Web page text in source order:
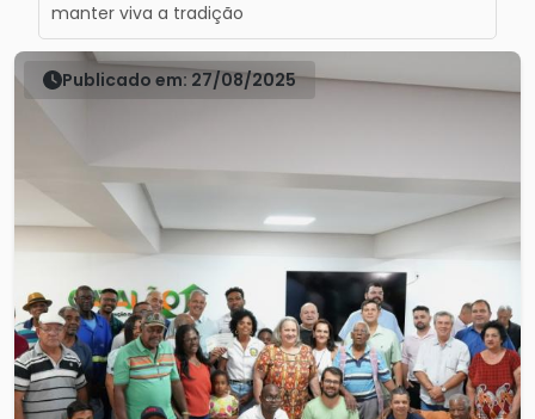
manter viva a tradição
Publicado em: 27/08/2025